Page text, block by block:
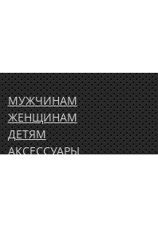
МУЖЧИНАМ
ЖЕНЩИНАМ
ДЕТЯМ
АКСЕССУАРЫ